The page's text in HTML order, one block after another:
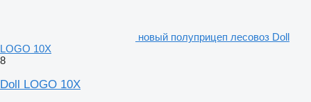
новый полуприцеп лесовоз Doll
LOGO 10X
8
Doll LOGO 10X